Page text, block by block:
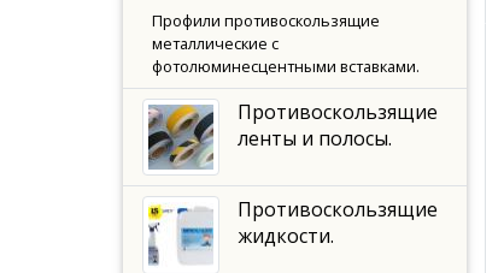
Профили противоскользящие
металлические с
фотолюминесцентными вставками.
Противоскользящие
ленты и полосы.
Противоскользящие
жидкости.